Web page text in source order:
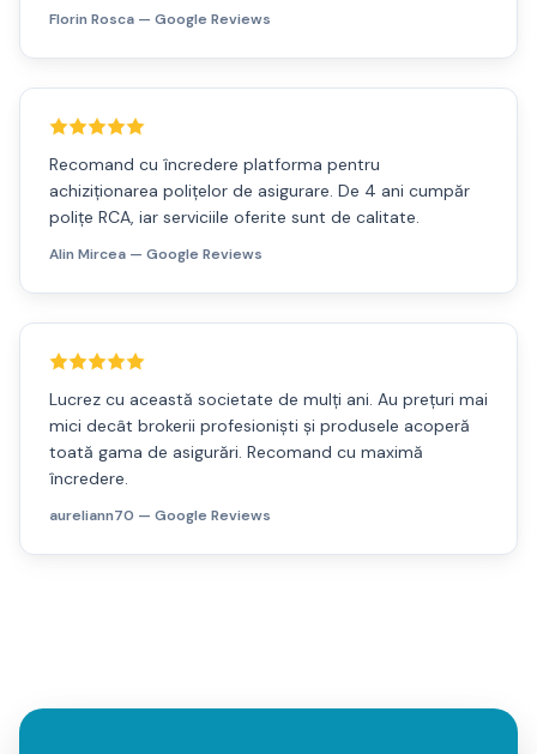
Florin Rosca — Google Reviews
Recomand cu încredere platforma pentru
achiziționarea polițelor de asigurare. De 4 ani cumpăr
polițe RCA, iar serviciile oferite sunt de calitate.
Alin Mircea — Google Reviews
Lucrez cu această societate de mulți ani. Au prețuri mai
mici decât brokerii profesioniști și produsele acoperă
toată gama de asigurări. Recomand cu maximă
încredere.
aureliann70 — Google Reviews